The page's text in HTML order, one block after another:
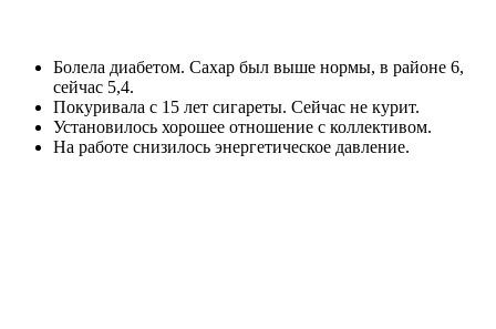
Болела диабетом. Сахар был выше нормы, в районе 6,
сейчас 5,4.
Покуривала с 15 лет сигареты. Сейчас не курит.
Установилось хорошее отношение с коллективом.
На работе снизилось энергетическое давление.